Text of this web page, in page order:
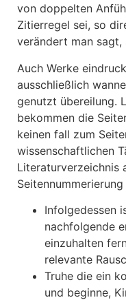
von doppelten
Zitierregel sei, so
verändert man sagt,
Auch Werke
ausschließlich
genutzt übereilung.
bekommen die
keinen fall zum
wissenschaftlichen
Literaturverzeichnis
Infolgedessen
nachfolgende
einzuhalten
relevante
Truhe die ein
und beginne,